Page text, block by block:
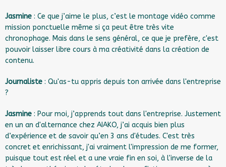
Jasmine : Ce que j’aime le plus, c’est le montage vidéo comme
mission ponctuelle même si ça peut être très vite
chronophage. Mais dans le sens général, ce que je prefère, c'est
pouvoir laisser libre cours à ma créativité dans la création de
contenu.
Journaliste : Qu'as-tu appris depuis ton arrivée dans l'entreprise
?
Jasmine : Pour moi, j’apprends tout dans l'entreprise. Justement
en un an d'alternance chez AIAKO, j’ai acquis bien plus
d’expérience et de savoir qu’en 3 ans d'études. C'est très
concret et enrichissant, j'ai vraiment l'impression de me former,
puisque tout est réel et a une vraie fin en soi, à l'inverse de la